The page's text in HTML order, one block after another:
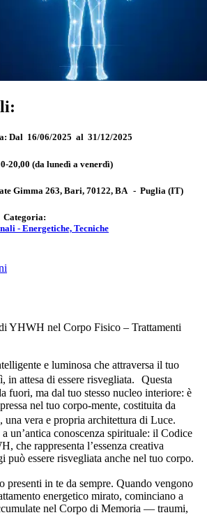
Dal 16/06/2025 al 31/12/2025
20,00 (da lunedì a venerdì)
Gimma 263, Bari, 70122, BA- Puglia (IT)
Categoria:
- Energetiche, Tecniche
YHWH nel Corpo Fisico – Trattamenti
e luminosa che attraversa il tuo
in attesa di essere risvegliata. Questa
fuori, ma dal tuo stesso nucleo interiore: è
nel tuo corpo-mente, costituita da
una vera e propria architettura di Luce.
a un’antica conoscenza spirituale: il Codice
che rappresenta l’essenza creativa
può essere risvegliata anche nel tuo corpo.
in te da sempre. Quando vengono
energetico mirato, cominciano a
nel Corpo di Memoria — traumi,